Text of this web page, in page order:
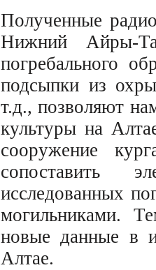
Полученные
Нижний Айры-
погребального
подсыпки из
т.д., позволяют
культуры на
сооружение
сопоставить
исследованных
могильниками.
новые данные в
Алтае.